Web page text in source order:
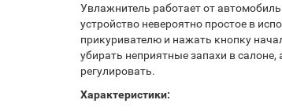
Увлажнитель работает от
устройство невероятно простое в
прикуривателю и нажать кнопку
убирать неприятные запахи в
регулировать.
Характеристики: